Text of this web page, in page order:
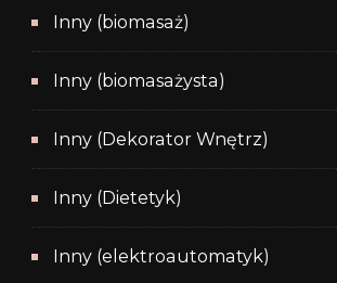
Inny (biomasaż)
Inny (biomasażysta)
Inny (Dekorator Wnętrz)
Inny (Dietetyk)
Inny (elektroautomatyk)